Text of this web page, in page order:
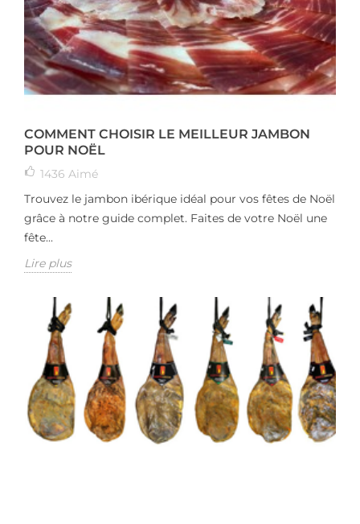
COMMENT CHOISIR LE MEILLEUR JAMBON
POUR NOËL
1436 Aimé
Trouvez le jambon ibérique idéal pour vos fêtes de Noël
grâce à notre guide complet. Faites de votre Noël une
fête...
Lire plus